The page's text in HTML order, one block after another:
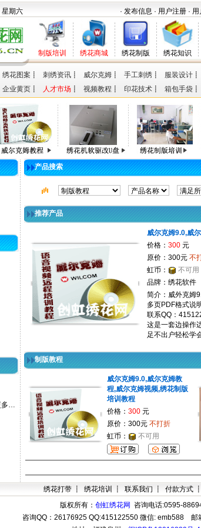
星期六 · 发布信息 · 用户注册 ·
制版培训 绣花商城 绣花制版 绣花知识
绣花图案 ┋ 刺绣资讯 ┋ 威尔克姆 ┋ 手工刺绣 ┋ 服装设计 ┋
企业黄页 ┋ 人才市场 ┋ 视频教程 ┋ 印花技术 ┋ 箱包手袋 ┋
多…
产品搜索
推荐产品
威尔克姆9.0,威
价格： 300元
原价：300元 不
虹币：
不可用
品牌：绣花软件
简介：威外克姆
多页PDF格式说
联系QQ：
这是一套边操作
足不出户轻松学
制版教程
威尔克姆9.0,威尔克姆教
程,威尔克姆视频,绣花制版
培训教程
价格： 300元
原价：300元 不打折
虹币：
不可用
绣花打带 ┋ 绣花培训 ┋ 联系我们 ┋ 付款方式 ┋
版权所有： 创虹绣花网
咨询电话:0595-
咨询QQ： 26176925 QQ:415122550 微信: emb588 邮